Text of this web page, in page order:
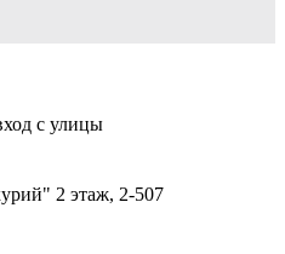
с улицы
2 этаж, 2-507